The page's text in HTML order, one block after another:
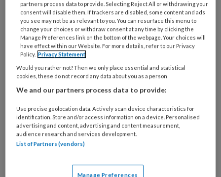
PREMIUM
Wilt u dit artikel lezen?
Maak eenmalig een account aan op NHJ.nl.
Artikelen van het Netherlands Heart
Journal zijn alleen toegankelijk voor
partners process data to provide. Selecting Reject All or withdrawing your
consent will disable them. If trackers are disabled, some content and ads
you see may not be as relevant to you. You can resurface this menu to
change your choices or withdraw consent at any time by clicking the
Manage Preferences link on the bottom of the webpage. Your choices will
have effect within our Website. For more details, refer to our Privacy
Policy. Privacy Statement
Would you rather not? Then we only place essential and statistical
cookies, these do not record any data about you as a person
We and our partners process data to provide:
Use precise geolocation data. Actively scan device characteristics for
identification. Store and/or access information on a device. Personalised
advertising and content, advertising and content measurement,
audience research and services development.
List of Partners (vendors)
Manage Preferences